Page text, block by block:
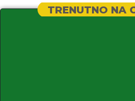
TRENUTNO NA